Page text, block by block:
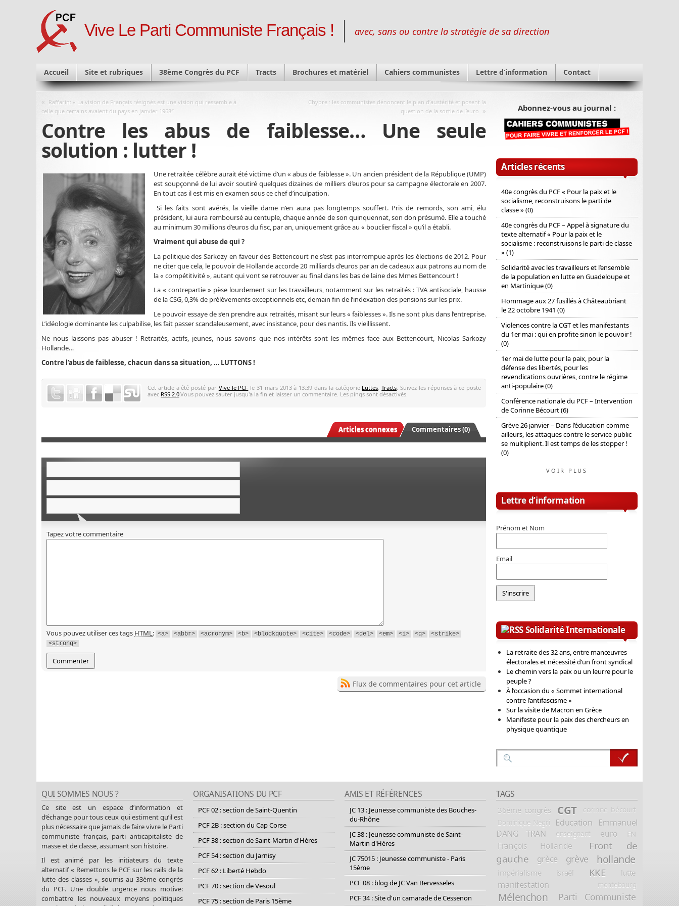
Vive Le Parti Communiste Français ! avec, sans ou contre la stratégie de sa direction
Accueil Site et rubriques 38ème Congrès du PCF Tracts Brochures et matériel Cahiers communistes Lettre d’information Contact
« Raffarin: « La vision de Français résignés est une vision qui ressemble à
celle que certains avaient du pays en janvier 1968″
Chypre : les communistes dénoncent le plan d’austérité et posent la
question de la sortie de l’euro »
Contre les abus de faiblesse… Une seule
solution : lutter !
Une retraitée célèbre aurait été victime d’un « abus de faiblesse ». Un ancien président de la République (UMP)
est soupçonné de lui avoir soutiré quelques dizaines de milliers d’euros pour sa campagne électorale en 2007.
En tout cas il est mis en examen sous ce chef d’inculpation.
Si les faits sont avérés, la vieille dame n’en aura pas longtemps souffert. Pris de remords, son ami, élu
président, lui aura remboursé au centuple, chaque année de son quinquennat, son don présumé. Elle a touché
au minimum 30 millions d’euros du fisc, par an, uniquement grâce au « bouclier fiscal » qu’il a établi.
Vraiment qui abuse de qui ?
La politique des Sarkozy en faveur des Bettencourt ne s’est pas interrompue après les élections de 2012. Pour
ne citer que cela, le pouvoir de Hollande accorde 20 milliards d’euros par an de cadeaux aux patrons au nom de
la « compétitivité », autant qui vont se retrouver au final dans les bas de laine des Mmes Bettencourt !
La « contrepartie » pèse lourdement sur les travailleurs, notamment sur les retraités : TVA antisociale, hausse
de la CSG, 0,3% de prélèvements exceptionnels etc, demain fin de l’indexation des pensions sur les prix.
Le pouvoir essaye de s’en prendre aux retraités, misant sur leurs « faiblesses ». Ils ne sont plus dans l’entreprise.
L’idéologie dominante les culpabilise, les fait passer scandaleusement, avec insistance, pour des nantis. Ils vieillissent.
Ne nous laissons pas abuser ! Retraités, actifs, jeunes, nous savons que nos intérêts sont les mêmes face aux Bettencourt, Nicolas Sarkozy
Hollande…
Contre l’abus de faiblesse, chacun dans sa situation, … LUTTONS !
Cet article a été posté par Vive le PCF le 31 mars 2013 à 13:39 dans la catégorie Luttes,Tracts. Suivez les réponses à ce poste
avec RSS 2.0.Vous pouvez sauter jusqu'a la fin et laisser un commentaire. Les pings sont désactivés.
Commentaires (0)
Articles connexes
Tapez votre commentaire
Vous pouvez utiliser ces tags HTML: <a> <abbr> <acronym> <b> <blockquote> <cite> <code> <del> <em> <i> <q>
<strike>
<strong>
Flux de commentaires pour cet article
Abonnez-vous au journal :
Articles récents
40e congrès du PCF « Pour la paix et le
socialisme, reconstruisons le parti de
classe » (0)
40e congrès du PCF – Appel à signature du
texte alternatif « Pour la paix et le
socialisme : reconstruisons le parti de classe
» (1)
Solidarité avec les travailleurs et l’ensemble
de la population en lutte en Guadeloupe et
en Martinique (0)
Hommage aux 27 fusillés à Châteaubriant
le 22 octobre 1941 (0)
Violences contre la CGT et les manifestants
du 1er mai : qui en profite sinon le pouvoir !
(0)
1er mai de lutte pour la paix, pour la
défense des libertés, pour les
revendications ouvrières, contre le régime
anti-populaire (0)
Conférence nationale du PCF – Intervention
de Corinne Bécourt (6)
Grève 26 janvier – Dans l’éducation comme
ailleurs, les attaques contre le service public
se multiplient. Il est temps de les stopper !
(0)
VOIR PLUS
Lettre d’information
Prénom et Nom
Email
Solidarité Internationale
La retraite des 32 ans, entre manœuvres
électorales et nécessité d’un front syndical
Le chemin vers la paix ou un leurre pour le
peuple ?
À l’occasion du « Sommet international
contre l’antifascisme »
Sur la visite de Macron en Grèce
Manifeste pour la paix des chercheurs en
physique quantique
QUI SOMMES NOUS ?
Ce site est un espace d’information et
d’échange pour tous ceux qui estiment qu’il est
plus nécessaire que jamais de faire vivre le Parti
communiste français, parti anticapitaliste de
masse et de classe, assumant son histoire.
Il est animé par les initiateurs du texte
alternatif « Remettons le PCF sur les rails de la
lutte des classes », soumis au 33ème congrès
du PCF. Une double urgence nous motive:
combattre les nouveaux moyens politiques
ORGANISATIONS DU PCF
PCF 02 : section de Saint-Quentin
PCF 2B : section du Cap Corse
PCF 38 : section de Saint-Martin d'Hères
PCF 54 : section du Jarnisy
PCF 62 : Liberté Hebdo
PCF 70 : section de Vesoul
PCF 75 : section de Paris 15ème
AMIS ET RÉFÉRENCES
JC 13 : Jeunesse communiste des Bouches-
du-Rhône
JC 38 : Jeunesse communiste de Saint-
Martin d'Hères
JC 75015 : Jeunesse communiste - Paris
15ème
PCF 08 : blog de JC Van Bervesseles
PCF 34 : Site d'un camarade de Cessenon
TAGS
36ème congrès CGT corinne bécourt
Dominique Negri Education
Emmanuel
DANG TRAN
enseignant euro FN
François Hollande
Front de
gauche
grèce grève hollande
impérialisme israël KKE lutte
manifestation montebourg
Mélenchon Parti Communiste